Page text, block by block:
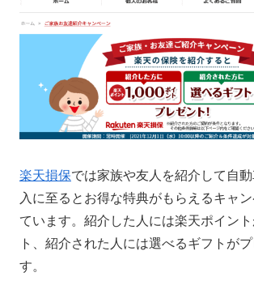
楽天損保では家族や友人を紹介して自
入に至るとお得な特典がもらえるキャ
ています。紹介した人には楽天ポイン
ト、紹介された人には選べるギフトが
す。